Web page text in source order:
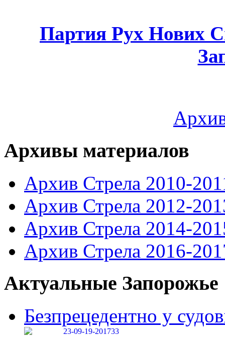
Партия Рух Нових
Архивы материалов
Архив Стрела 2010-
Архив Стрела 2012-
Архив Стрела 2014-
Архив Стрела 2016-
Актуальные Запорожье
Безпрецедентно у